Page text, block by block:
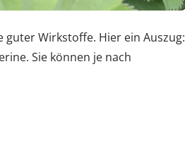
Wirkstoffe. Hier ein Auszug:
Sie können je nach